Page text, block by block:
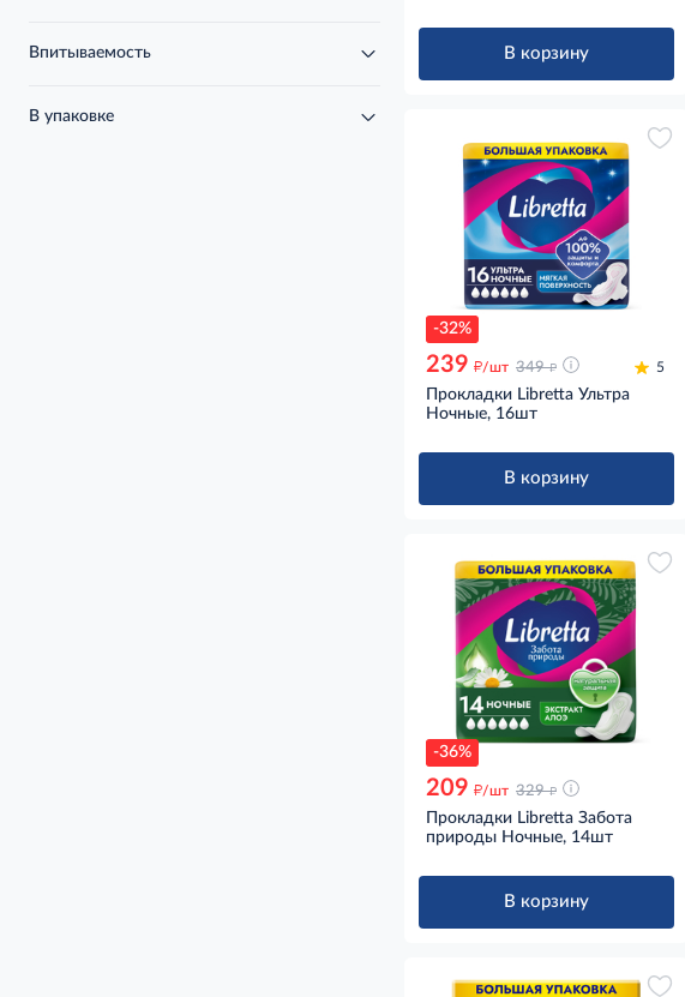
Впитываемость
В упаковке
В корзину
-32%
239 д/шт 349 д 5
Прокладки Libretta Ультра
Ночные, 16шт
В корзину
-36%
209 д/шт 329 д
Прокладки Libretta Забота
природы Ночные, 14шт
В корзину